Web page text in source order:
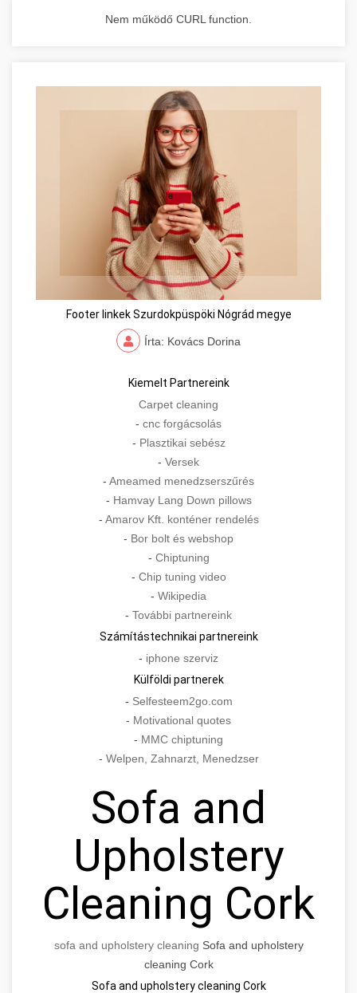
Nem működő CURL function.
Footer linkek Szurdokpüspöki Nógrád megye
Írta: Kovács Dorina
Kiemelt Partnereink
Carpet cleaning
- cnc forgácsolás
- Plasztikai sebész
- Versek
- Ameamed menedzserszűrés
- Hamvay Lang Down pillows
- Amarov Kft. konténer rendelés
- Bor bolt és webshop
- Chiptuning
- Chip tuning video
- Wikipedia
- További partnereink
Számítástechnikai partnereink
- iphone szerviz
Külföldi partnerek
- Selfesteem2go.com
- Motivational quotes
- MMC chiptuning
- Welpen, Zahnarzt, Menedzser
Sofa and
Upholstery
Cleaning Cork
sofa and upholstery cleaning Sofa and upholstery
cleaning Cork
Sofa and upholstery cleaning Cork